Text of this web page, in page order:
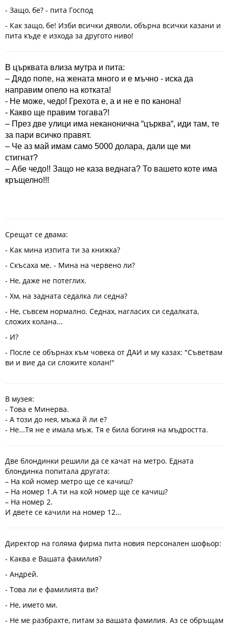
- Защо, бе? - пита Господ
- Как защо, бе! Изби всички дяволи, обърна всички казани и
пита къде е изхода за другото ниво!
В църквата влиза мутра и пита:
– Дядо попе, на жената много и е мъчно - иска да
направим опело на котката!
- Не може, чедо! Грехота е, а и не е по канона!
- Какво ще правим тогава?!
– През две улици има неканонична “църква“, иди там, те
за пари всичко правят.
– Че аз май имам само 5000 долара, дали ще ми
стигнат?
– Абе чедо!! Защо не каза веднага? То вашето коте има
кръщелно!!!
Срещат се двама:
- Как мина изпита ти за книжка?
- Скъсаха ме. - Мина на червено ли?
- Не, даже не потеглих.
- Хм, на задната седалка ли седна?
- Не, съвсем нормално. Седнах, нагласих си седалката,
сложих колана...
- И?
- После се обърнах към човека от ДАИ и му казах: "Съветвам
ви и вие да си сложите колан!"
В музея:
- Това е Минерва.
- А този до нея, мъжа й ли е?
- Не...Тя не е имала мъж. Тя е била богиня на мъдростта.
Две блондинки решили да се качат на метро. Едната
блондинка попитала другата:
– На кой номер метро ще се качиш?
– На номер 1.А ти на кой номер ще се качиш?
– На номер 2.
И двете се качили на номер 12…
Директор на голяма фирма пита новия персонален шофьор:
- Каква е Вашата фамилия?
- Андрей.
- Това ли е фамилията ви?
- Не, името ми.
- Не ме разбрахте, питам за вашата фамилия. Аз се обръщам